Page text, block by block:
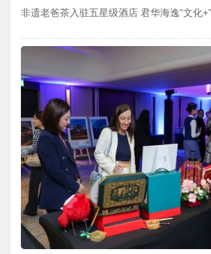
非遗老爸茶入驻五星级酒店 君华海逸“文化